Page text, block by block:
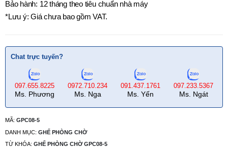
Bảo hành: 12 tháng theo tiêu chuẩn nhà máy
*Lưu ý: Giá chưa bao gồm VAT.
Chat trực tuyến?
097.655.8225
Ms. Phương
0972.710.234
Ms. Nga
091.437.1761
Ms. Yến
097.233.5367
Ms. Ngát
MÃ: GPC08-5
DANH MỤC: GHẾ PHÒNG CHỜ
TỪ KHÓA: GHẾ PHÒNG CHỜ GPC08-5